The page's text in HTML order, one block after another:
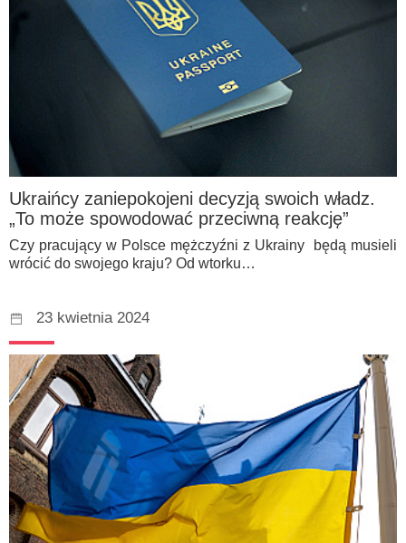
Ukraińcy zaniepokojeni decyzją swoich władz.
„To może spowodować przeciwną reakcję”
Czy pracujący w Polsce mężczyźni z Ukrainy będą musieli
wrócić do swojego kraju? Od wtorku…
23 kwietnia 2024